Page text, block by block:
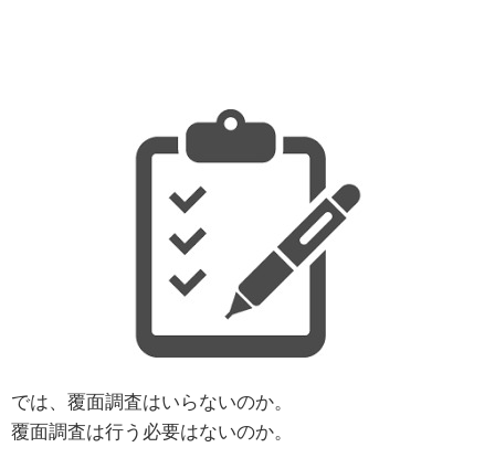
では、覆面調査はいらないのか。
覆面調査は行う必要はないのか。